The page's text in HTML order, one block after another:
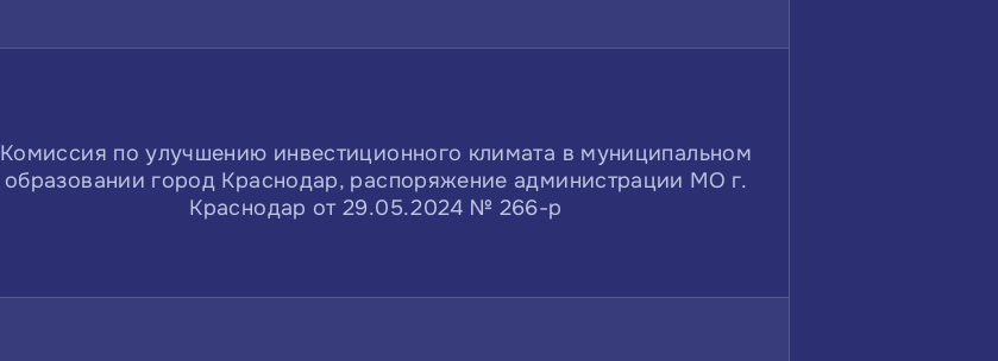
Комиссия по улучшению инвестиционного климата в муниципальном
образовании город Краснодар, распоряжение администрации МО г.
Краснодар от 29.05.2024 № 266-р